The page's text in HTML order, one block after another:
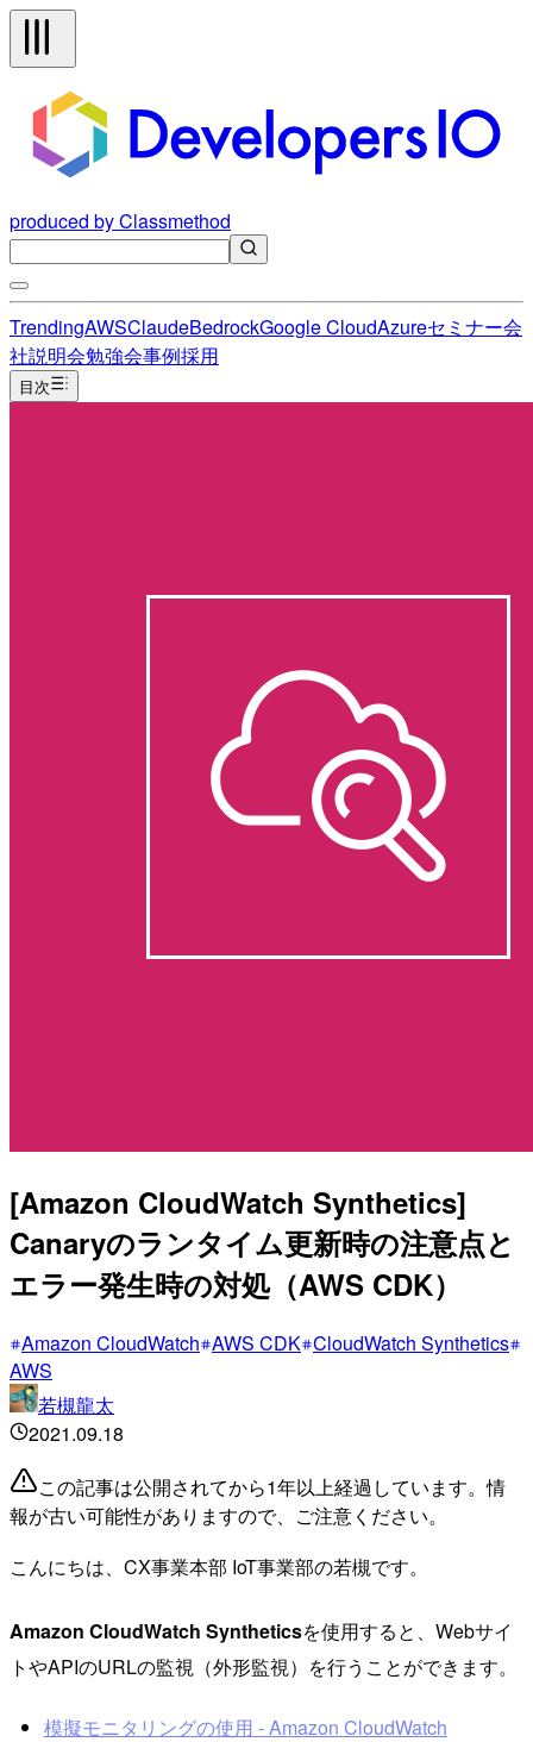
produced by Classmethod
TrendingAWSClaudeBedrockGoogle CloudAzureセミナー会
社説明会勉強会事例採用
目次
[Amazon CloudWatch Synthetics]
Canaryのランタイム更新時の注意点と
エラー発生時の対処（AWS CDK）
Amazon CloudWatch AWS CDK CloudWatch Synthetics
AWS
若槻龍太
2021.09.18
この記事は公開されてから1年以上経過しています。情
報が古い可能性がありますので、ご注意ください。
こんにちは、CX事業本部 IoT事業部の若槻です。
Amazon CloudWatch Syntheticsを使用すると、Webサイ
トやAPIのURLの監視（外形監視）を行うことができます。
模擬モニタリングの使用 - Amazon CloudWatch